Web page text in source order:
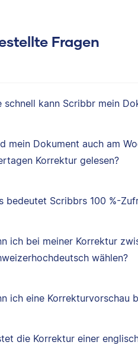
Fragen
schnell kann Scribbr mein
mein Dokument auch am
Korrektur gelesen?
bedeutet Scribbrs 100 %-
ich bei meiner Korrektur
wählen?
ich eine Korrekturvorschau
die Korrektur einer